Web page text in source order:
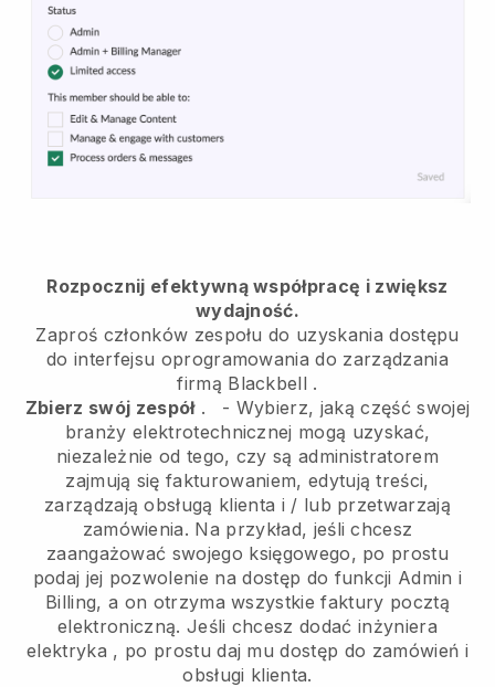
Rozpocznij efektywną współpracę i zwiększ
wydajność.
Zaproś członków zespołu do uzyskania dostępu
do interfejsu oprogramowania do zarządzania
firmą Blackbell .
Zbierz swój zespół. - Wybierz, jaką część swojej
branży elektrotechnicznej mogą uzyskać,
niezależnie od tego, czy są administratorem
zajmują się fakturowaniem, edytują treści,
zarządzają obsługą klienta i / lub przetwarzają
zamówienia. Na przykład, jeśli chcesz
zaangażować swojego księgowego, po prostu
podaj jej pozwolenie na dostęp do funkcji Admin i
Billing, a on otrzyma wszystkie faktury pocztą
elektroniczną. Jeśli chcesz dodać inżyniera
elektryka , po prostu daj mu dostęp do zamówień i
obsługi klienta.